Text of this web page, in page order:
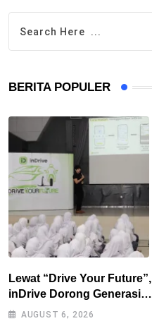
BERITA POPULER
Lewat “Drive Your Future”,
inDrive Dorong Generasi
Muda Bandung Jadi
AUGUST 6, 2026